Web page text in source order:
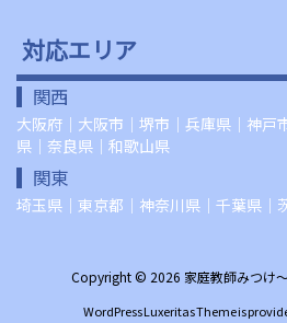
対応エリア
関西
大阪府 ｜ 大阪市 ｜ 堺市 ｜ 兵庫県 ｜ 神戸
県 ｜ 奈良県 ｜ 和歌山県
関東
埼玉県 ｜ 東京都 ｜ 神奈川県 ｜ 千葉県 ｜
Copyright © 2026 家庭教師みつけ
WordPress Luxeritas Theme is